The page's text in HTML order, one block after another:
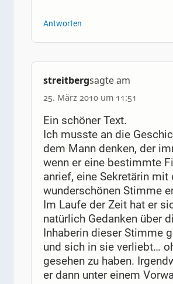
Antworten
streitbergsagte am
25. März 2010 um 11:51
Ein schöner Text.
Ich musste an die
dem Mann denken, der
wenn er eine bestimmte
anrief, eine Sekretärin mit
wunderschönen Stimme
Im Laufe der Zeit hat er
natürlich Gedanken über
Inhaberin dieser Stimme
und sich in sie verliebt…
gesehen zu haben.
er dann unter einem